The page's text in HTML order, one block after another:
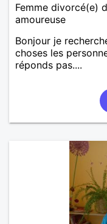
Femme divorcé(e)
amoureuse
Bonjour je
choses les
réponds pas....